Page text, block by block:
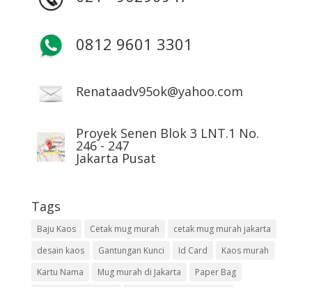
0812 9601 3301
Renataadv95ok@yahoo.com
Proyek Senen Blok 3 LNT.1 No.
246 - 247
Jakarta Pusat
Tags
Baju Kaos Cetak mug murah
cetak mug murah jakarta
desain kaos
Gantungan Kunci Id Card
Kaos murah
Kartu Nama
Mug murah di Jakarta
Paper Bag